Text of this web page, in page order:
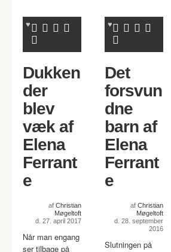
Dukken
der
blev
væk af
Elena
Ferrant
e
af Christian
Møgeltoft
d. 27. april 2017
Når man engang
ser tilbage på
Det
forsvun
dne
barn af
Elena
Ferrant
e
af Christian
Møgeltoft
d. 28. september
2016
Slutningen på